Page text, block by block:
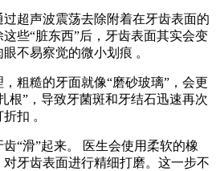
声波震荡去除附着在牙齿表面的
些“脏东西”后，牙齿表面其实会变
不易察觉的微小划痕 。
糙的牙面就像“磨砂玻璃”，会更
根”，导致牙菌斑和牙结石迅速再次
扣 。
滑”起来。 医生会使用柔软的橡
牙齿表面进行精细打磨。这一步不